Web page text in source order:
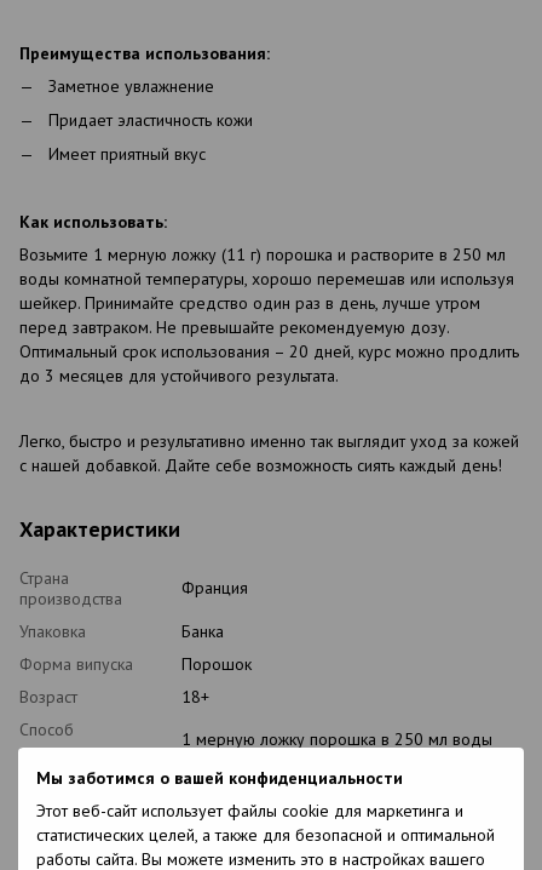
Мы заботимся о вашей конфиденциальности
Этот веб-сайт использует файлы cookie для маркетинга и
статистических целей, а также для безопасной и оптимальной
работы сайта. Вы можете изменить это в настройках вашего
Преимущества использования:
Заметное увлажнение
Придает эластичность кожи
Имеет приятный вкус
Как использовать:
Возьмите 1 мерную ложку (11 г) порошка и растворите в 250 мл
воды комнатной температуры, хорошо перемешав или используя
шейкер. Принимайте средство один раз в день, лучше утром
перед завтраком. Не превышайте рекомендуемую дозу.
Оптимальный срок использования – 20 дней, курс можно продлить
до 3 месяцев для устойчивого результата.
Легко, быстро и результативно именно так выглядит уход за кожей
с нашей добавкой. Дайте себе возможность сиять каждый день!
Характеристики
Страна
производства
Франция
Упаковка
Банка
Форма випуска
Порошок
Возраст
18+
Способ
применения
1 мерную ложку порошка в 250 мл воды
Свойства
Увлажняет, придает эластичность коже.
Противопоказания
Индивидуальная непереносимость
компонентов